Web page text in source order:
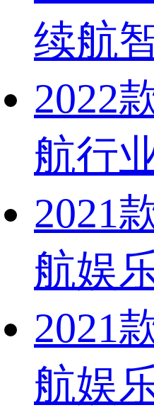
续航
2022
航行
2021
航娱
2021
航娱